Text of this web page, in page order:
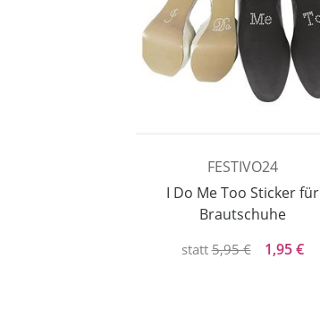
FESTIVO24
I Do Me Too Sticker für
Brautschuhe
statt 5,95 € 1,95 €